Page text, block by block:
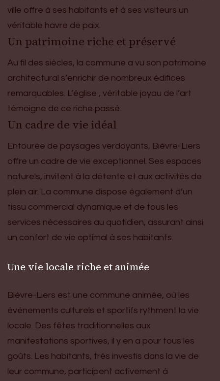
ville offre à ses habitants et à ses visiteurs un
véritable havre de paix.
Un patrimoine riche et préservé
Au fil des siècles, la commune a vu son patrimoine
architectural s’enrichir de nombreux édifices
remarquables. L’église , véritable joyau de l’art
témoigne de ce riche passé.
Un cadre de vie idéal
Entourée de paysages verdoyants, Bièvre-Liers
offre un cadre de vie exceptionnel. Ses espaces
naturels, invitent à la détente et aux activités de
plein air. La commune dispose également d’un
tissu commercial dynamique et de tous les
services nécessaires au quotidien, assurant ainsi
un confort de vie optimal à ses habitants.
Une vie locale riche et animée
Bièvre-Liers est une commune animée, où les
événements culturels et sportifs rythment la vie
locale. Des fêtes traditionnelles aux
manifestations sportives, il y en a pour tous les
goûts. Les habitants, très investis dans la vie de
leur commune, participent activement à